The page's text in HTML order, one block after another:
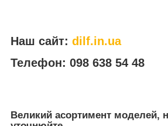
Наш сайт: dilf.in.ua
Телефон: 098 638 54 48
Великий асортимент моделей,